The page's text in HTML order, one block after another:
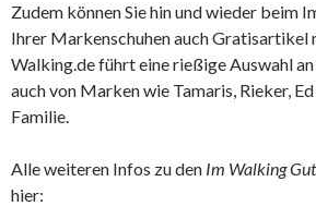
Zudem können Sie hin und wieder beim
Ihrer Markenschuhen auch Gratisartikel
Walking.de führt eine rießige Auswahl
auch von Marken wie Tamaris, Rieker,
Familie.
Alle weiteren Infos zu den Im Walking
hier: